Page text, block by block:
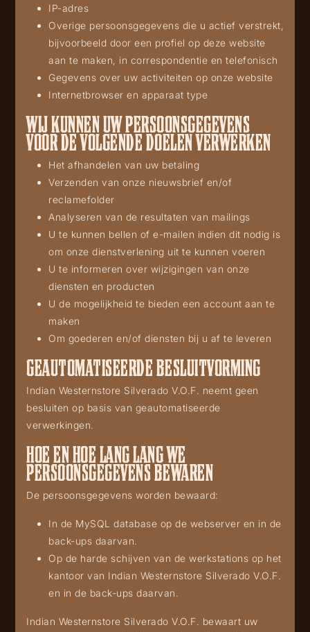
IP-adres
Overige persoonsgegevens die u actief verstrekt,
bijvoorbeeld door een profiel op deze website
aan te maken, in correspondentie en telefonisch
Gegevens over uw activiteiten op onze website
Internetbrowser en apparaat type
WIJ KUNNEN UW PERSOONSGEGEVENS
VOOR DE VOLGENDE DOELEN VERWERKEN
Het afhandelen van uw betaling
Verzenden van onze nieuwsbrief en/of
reclamefolder
Analyseren van de resultaten van mailings
U te kunnen bellen of e-mailen indien dit nodig is
om onze dienstverlening uit te kunnen voeren
U te informeren over wijzigingen van onze
diensten en producten
U de mogelijkheid te bieden een account aan te
maken
Om goederen en/of diensten bij u af te leveren
GEAUTOMATISEERDE BESLUITVORMING
Indian Westernstore Silverado V.O.F. neemt geen
besluiten op basis van geautomatiseerde
verwerkingen.
HOE EN HOE LANG LANG WE
PERSOONSGEGEVENS BEWAREN
De persoonsgegevens worden bewaard:
In de MySQL database op de webserver en in de
back-ups daarvan.
Op de harde schijven van de werkstations op het
kantoor van Indian Westernstore Silverado V.O.F.
en in de back-ups daarvan.
Indian Westernstore Silverado V.O.F. bewaart uw